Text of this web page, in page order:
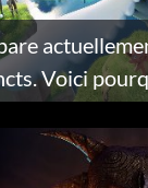
Voici